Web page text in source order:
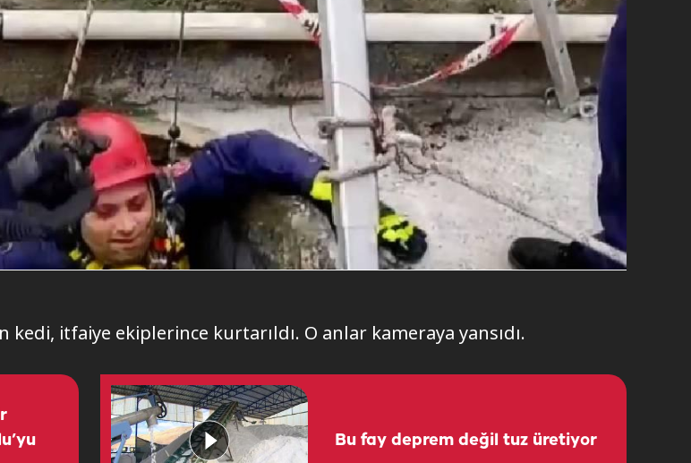
itfaiye ekiplerince kurtarıldı. O anlar kameraya yansıdı.
Bu fay deprem değil tuz üretiyor